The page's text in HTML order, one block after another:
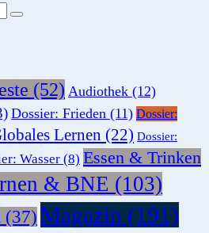
Suche
(52) Audiothek (12)
Dossier: Frieden (11) Dossier:
Lernen (22) Dossier:
Wasser (8) Essen & Trinken
& BNE (103)
(37) Magazin (191)